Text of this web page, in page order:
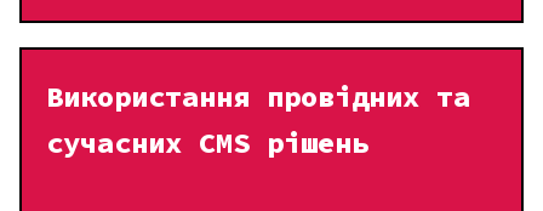
Використання провідних та
сучасних CMS рішень